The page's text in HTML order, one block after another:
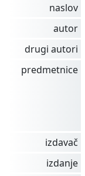
naslov
autor
drugi autori
predmetnice
izdavač
izdanje